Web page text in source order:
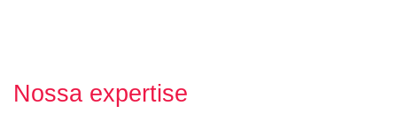
Nossa expertise